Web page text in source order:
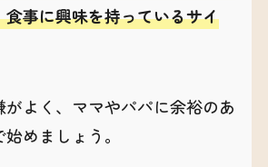
事に興味を持っているサイ
よく、ママやパパに余裕のあ
めましょう。